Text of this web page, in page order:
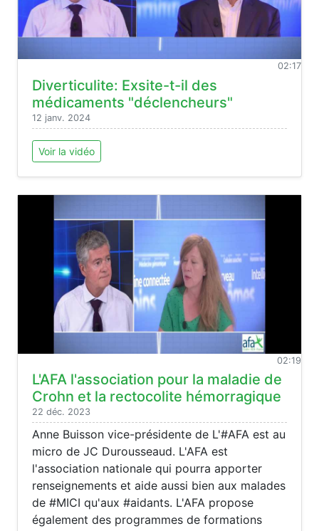
02:17
Diverticulite: Exsite-t-il des
médicaments "déclencheurs"
12 janv. 2024
Voir la vidéo
02:19
L'AFA l'association pour la maladie de
Crohn et la rectocolite hémorragique
22 déc. 2023
Anne Buisson vice-présidente de L'#AFA est au
micro de JC Durousseaud. L'AFA est
l'association nationale qui pourra apporter
renseignements et aide aussi bien aux malades
de #MICI qu'aux #aidants. L'AFA propose
également des programmes de formations